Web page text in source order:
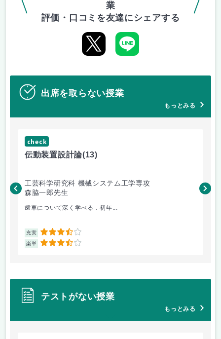
業
評価・口コミを友達にシェアする
出席を取らない授業
もっとみる
check
伝動装置設計論(13)
工芸科学研究科 機械システム工学専攻
森脇一郎先生
歯車について深く学べる．初年...
充実 3.5
楽単 3.5
田
テストがない授業
もっとみる